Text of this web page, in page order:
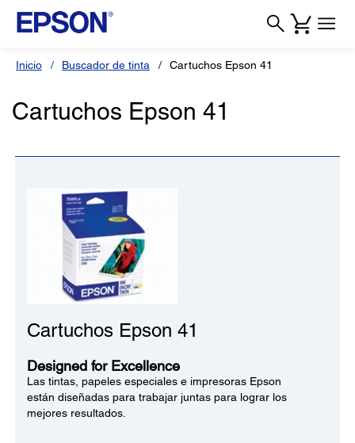
Inicio Buscador de tinta Cartuchos Epson 41
Cartuchos Epson 41
Cartuchos Epson 41
Designed for Excellence
Las tintas, papeles especiales e impresoras Epson
están diseñadas para trabajar juntas para lograr los
mejores resultados.